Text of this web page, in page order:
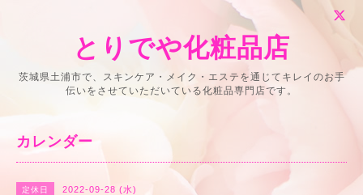
とりでや化粧品店
茨城県土浦市で、スキンケア・メイク・エステを通じてキレイのお手
伝いをさせていただいている化粧品専門店です。
カレンダー
定休日 2022-09-28 (水)